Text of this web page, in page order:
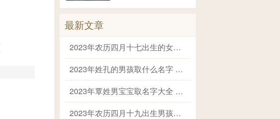
锡泉、茗涵、恒彬、家
洛、奕谨、君然、明
杨、冠泽、晓锋、
最新文章
2023年农历四月十七出生的女宝取名字 女宝宝名字大全2023属兔
2023年姓孔的男孩取什么名字 爸爸姓孔给宝宝取名
2023年覃姓男宝宝取名字大全 姓覃的宝宝名字大全
2023年农历四月十九出生男孩霸气有内涵的名字 兔宝宝起名字大全男孩生辰八字起名